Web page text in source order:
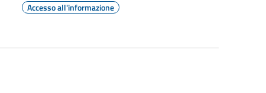
Accesso all'informazione